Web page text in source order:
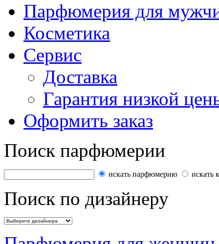
Парфюмерия для
Косметика
Сервис
Доставка
Гарантия низкой
Оформить заказ
Поиск парфюмерии
искать парфюмерию искать
Поиск по дизайнеру